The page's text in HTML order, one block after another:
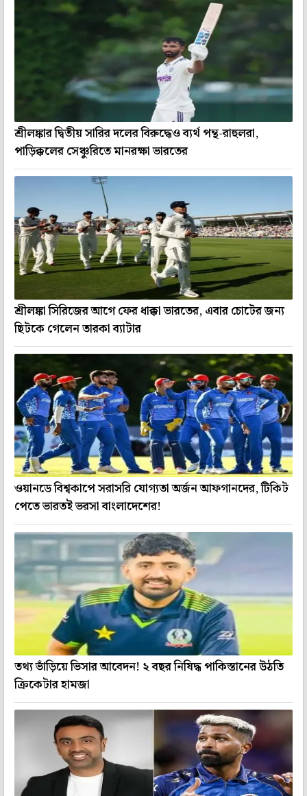
শ্রীলঙ্কার দ্বিতীয় সারির দলের বিরুদ্ধেও ব্যর্থ পন্থ-রাহুলরা,
পাড়িক্কলের সেঞ্চুরিতে মানরক্ষা ভারতের
শ্রীলঙ্কা সিরিজের আগে ফের ধাক্কা ভারতের, এবার চোটের জন্য
ছিটকে গেলেন তারকা ব্যাটার
ওয়ানডে বিশ্বকাপে সরাসরি যোগ্যতা অর্জন আফগানদের, টিকিট
পেতে ভারতই ভরসা বাংলাদেশের!
তথ্য ভাঁড়িয়ে ভিসার আবেদন! ২ বছর নিষিদ্ধ পাকিস্তানের উঠতি
ক্রিকেটার হামজা